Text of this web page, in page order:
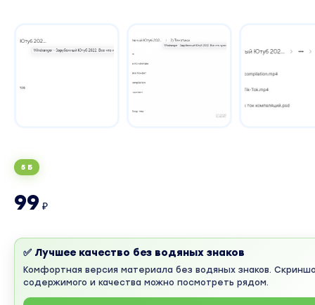
5 Б
99 ₽
✅ Лучшее качество без водяных знаков
Комфортная версия материала без водяных знаков.
содержимого и качества можно посмотреть рядом.